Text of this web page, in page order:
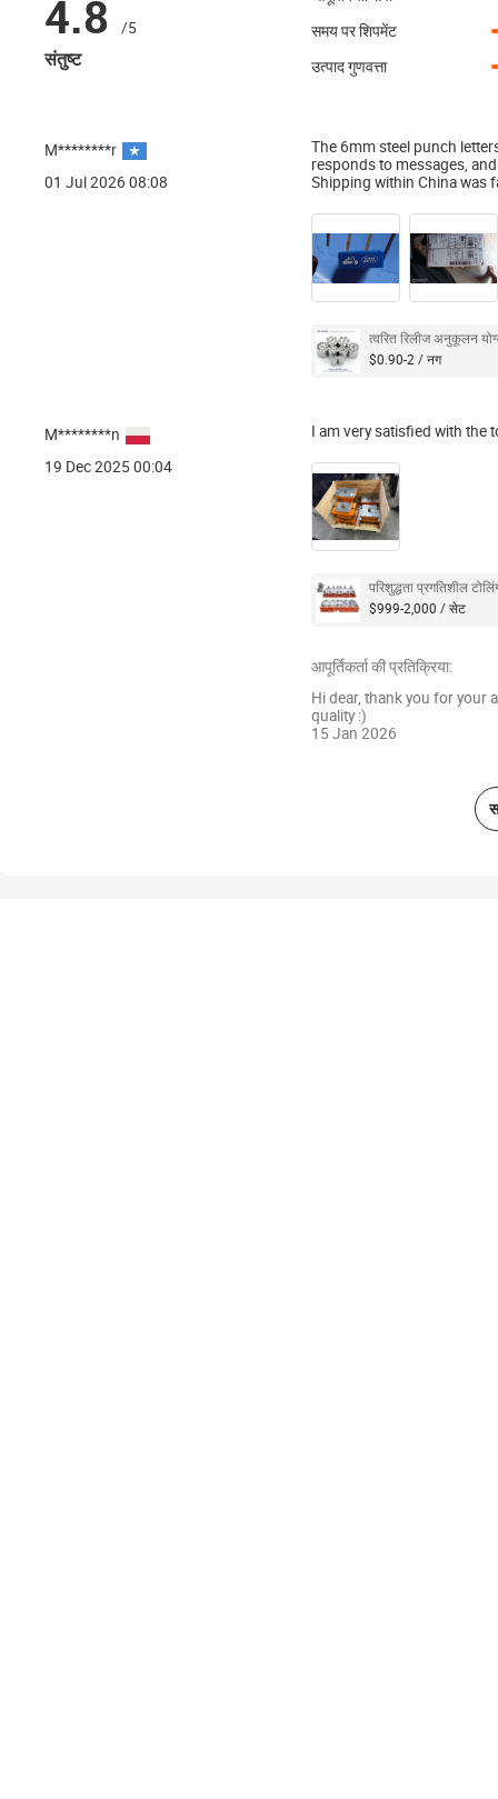
4.8 /5
संतुष्ट
समय पर शिपमेंट
उत्पाद गुणवत्ता
M********r
01 Jul 2026 08:08
The 6mm steel punch
responds to messages,
Shipping within China was
त्वरित रिलीज अनुकूलन
$0.90-2 / नग
M********n
19 Dec 2025 00:04
I am very satisfied with the
परिशुद्धता प्रगतिशील
$999-2,000 / सेट
आपूर्तिकर्ता की प्रतिक्रिया:
Hi dear, thank you for your
quality :)
15 Jan 2026